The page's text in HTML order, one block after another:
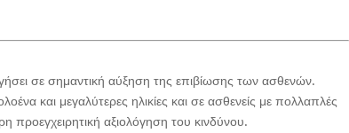
σε σημαντική αύξηση της επιβίωσης των ασθενών.
και μεγαλύτερες ηλικίες και σε ασθενείς με πολλαπλές
προεγχειρητική αξιολόγηση του κινδύνου.